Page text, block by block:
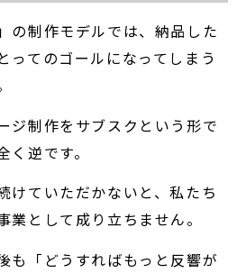
の制作モデルでは、納品した
ってのゴールになってしまう
ジ制作をサブスクという形で
逆です。
けていただかないと、私たち
業として成り立ちません。
も「どうすればもっと反響が